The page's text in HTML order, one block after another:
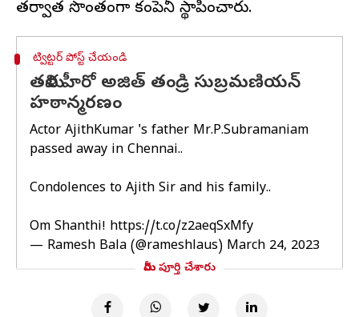
ట్విట్టర్ పోస్ట్ చేయండి
తమిళ హీరో అజిత్ తండ్రి సుబ్రమణియన్
హఠాన్మరణం
Actor AjithKumar 's father Mr.P.Subramaniam
passed away in Chennai..
Condolences to Ajith Sir and his family..
Om Shanthi! https://t.co/z2aeqSxMfy
— Ramesh Bala (@rameshlaus) March 24, 2023
మీరు పూర్తి చేశారు